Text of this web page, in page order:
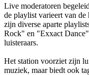
Live moderatoren
de playlist varieert van de
zijn diverse aparte
Rock" en "Exxact
luisteraars.
Het station voorziet zijn
muziek, maar biedt ook